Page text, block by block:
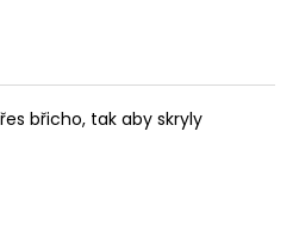
břicho, tak aby skryly